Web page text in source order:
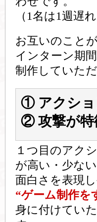
（1名は1週遅
お互いのこと
インターン期
制作していた
① アクショ
② 攻撃が特
１つ目のアク
が高い・少な
面白さを表現
“ゲーム制作を
身に付けてい